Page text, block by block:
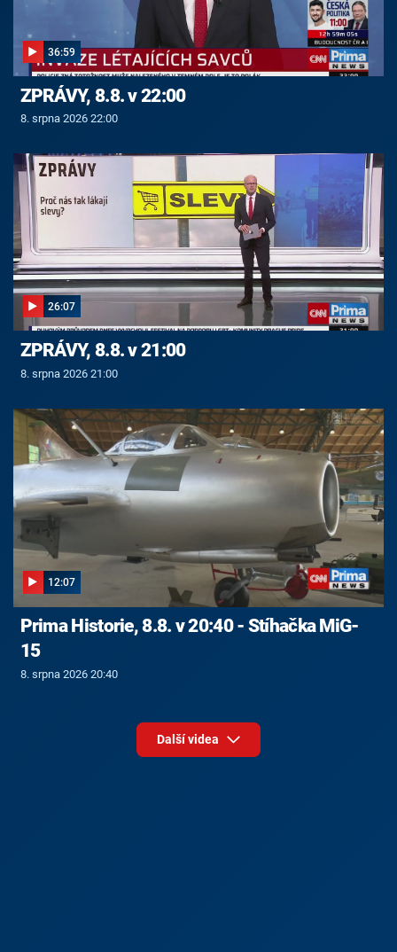
36:59
ZPRÁVY, 8.8. v 22:00
8. srpna 2026 22:00
26:07
ZPRÁVY, 8.8. v 21:00
8. srpna 2026 21:00
12:07
Prima Historie, 8.8. v 20:40 - Stíhačka MiG-
15
8. srpna 2026 20:40
Další videa